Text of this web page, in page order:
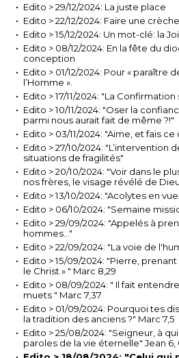
Edito > 29/12/2024: La juste place
Edito > 22/12/2024: Faire une
Edito > 15/12/2024: Un mot-clé: la
Edito > 08/12/2024: En la fête du
conception
Edito > 01/12/2024: Pour « paraître
l’Homme ».
Edito > 17/11/2024: "La
Edito > 10/11/2024: "Oser la
parmi nous aurait fait de même ?!"
Edito > 03/11/2024: "Aime, et fais ce
Edito > 27/10/2024: "L’intervention
situations de fragilités"
Edito > 20/10/2024: "Voir dans le
nos frères, le visage révélé de
Edito > 13/10/2024: "Acolytes en
Edito > 06/10/2024: "Semaine
Edito > 29/09/2024: "Appelés à
hommes…"
Edito > 22/09/2024: "La voie de
Edito > 15/09/2024: "Pierre,
le Christ » " Marc 8,29
Edito > 08/09/2024: " Il fait
muets " Marc 7,37
Edito > 01/09/2024: Pourquoi tes
la tradition des anciens ?" Marc 7,5
Edito > 25/08/2024: "Seigneur, à
paroles de la vie éternelle" Jean 6,